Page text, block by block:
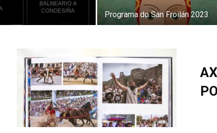
Programa do San Froilán 2023